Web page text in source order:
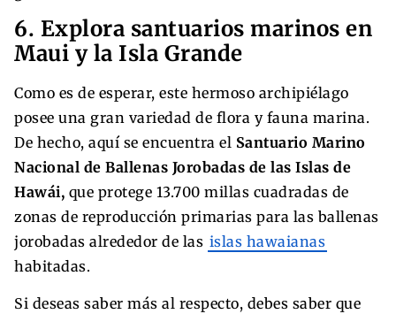
6. Explora santuarios marinos en
Maui y la Isla Grande
Como es de esperar, este hermoso archipiélago
posee una gran variedad de flora y fauna marina.
De hecho, aquí se encuentra el Santuario Marino
Nacional de Ballenas Jorobadas de las Islas de
Hawái, que protege 13.700 millas cuadradas de
zonas de reproducción primarias para las ballenas
jorobadas alrededor de las islas hawaianas
habitadas.
Si deseas saber más al respecto, debes saber que